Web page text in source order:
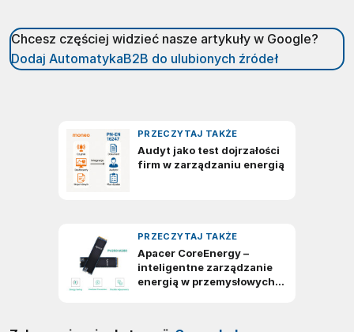
Chcesz częściej widzieć nasze artykuły w Google?
Dodaj AutomatykaB2B do ulubionych źródeł